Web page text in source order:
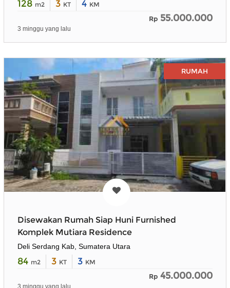
128 m2 3 KT 4 KM
Rp 55.000.000
3 minggu yang lalu
RUMAH
Disewakan Rumah Siap Huni Furnished
Komplek Mutiara Residence
Deli Serdang Kab, Sumatera Utara
84 m2 3 KT 3 KM
Rp 45.000.000
3 minggu yang lalu